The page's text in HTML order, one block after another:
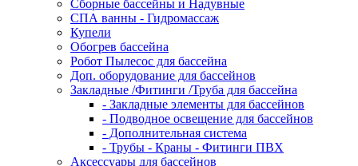
Сборные бассейны и Надувные
СПА ванны - Гидромассаж
Купели
Обогрев бассейна
Робот Пылесос для бассейна
Доп. оборудование для бассейнов
Закладные /Фитинги /Труба для бассейна
- Закладные элементы для бассейнов
- Подводное освещение для бассейнов
- Дополнительная система
- Трубы - Краны - Фитинги ПВХ
Аксессуары для бассейнов